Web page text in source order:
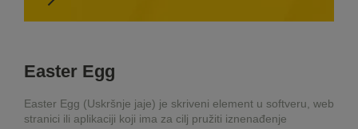
Easter Egg
Easter Egg (Uskršnje jaje) je skriveni element u softveru, web
stranici ili aplikaciji koji ima za cilj pružiti iznenađenje